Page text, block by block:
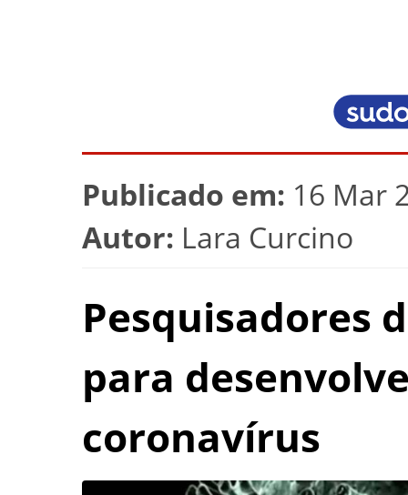
Publicado em: 16 Mar
Autor: Lara Curcino
Pesquisadores
para
coronavírus